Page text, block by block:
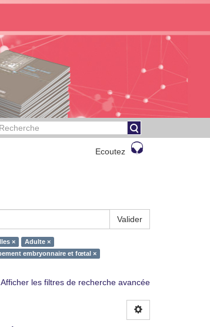
Ecoutez
Valider
×
Adulte ×
embryonnaire et fœtal ×
Afficher les filtres de recherche avancée